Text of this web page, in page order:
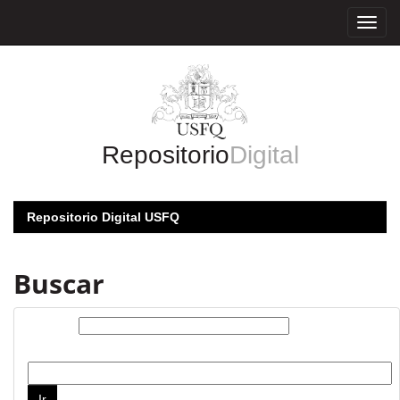
RepositorioDigital
Repositorio Digital USFQ
Buscar